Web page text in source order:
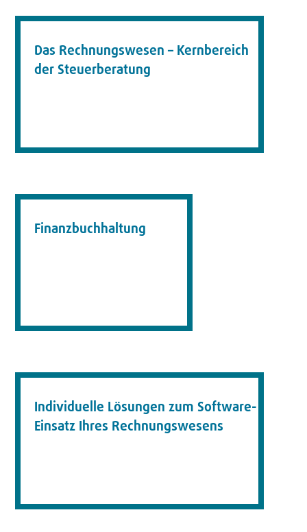
Das Rechnungswesen – Kernbereich
der Steuerberatung
Finanzbuchhaltung
Individuelle Lösungen zum Software-
Einsatz Ihres Rechnungswesens